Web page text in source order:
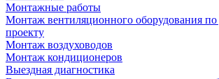
Монтажные работы
Монтаж вентиляционного оборудования
проекту
Монтаж воздуховодов
Монтаж кондиционеров
Выездная диагностика